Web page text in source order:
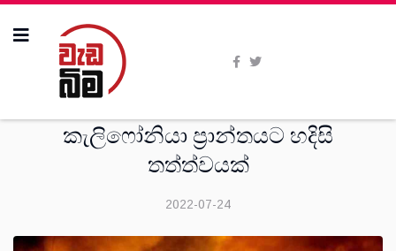
කැලිෆෝනියා ප්‍රාන්තයට හදිසි
තත්ත්වයක්
2022-07-24